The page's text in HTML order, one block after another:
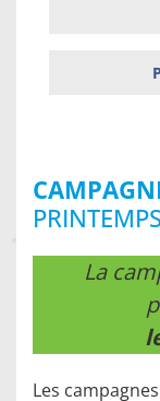
La
Les